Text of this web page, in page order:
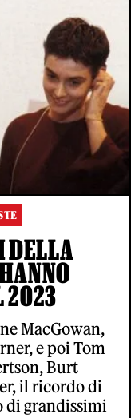
DELLA
2023
MacGowan,
e poi Tom
Burt
il ricordo di
di grandissimi